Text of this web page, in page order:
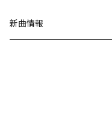
新曲情報